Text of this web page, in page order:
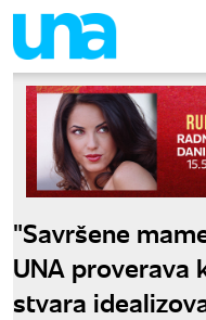
"Savršene
UNA proverava
stvara